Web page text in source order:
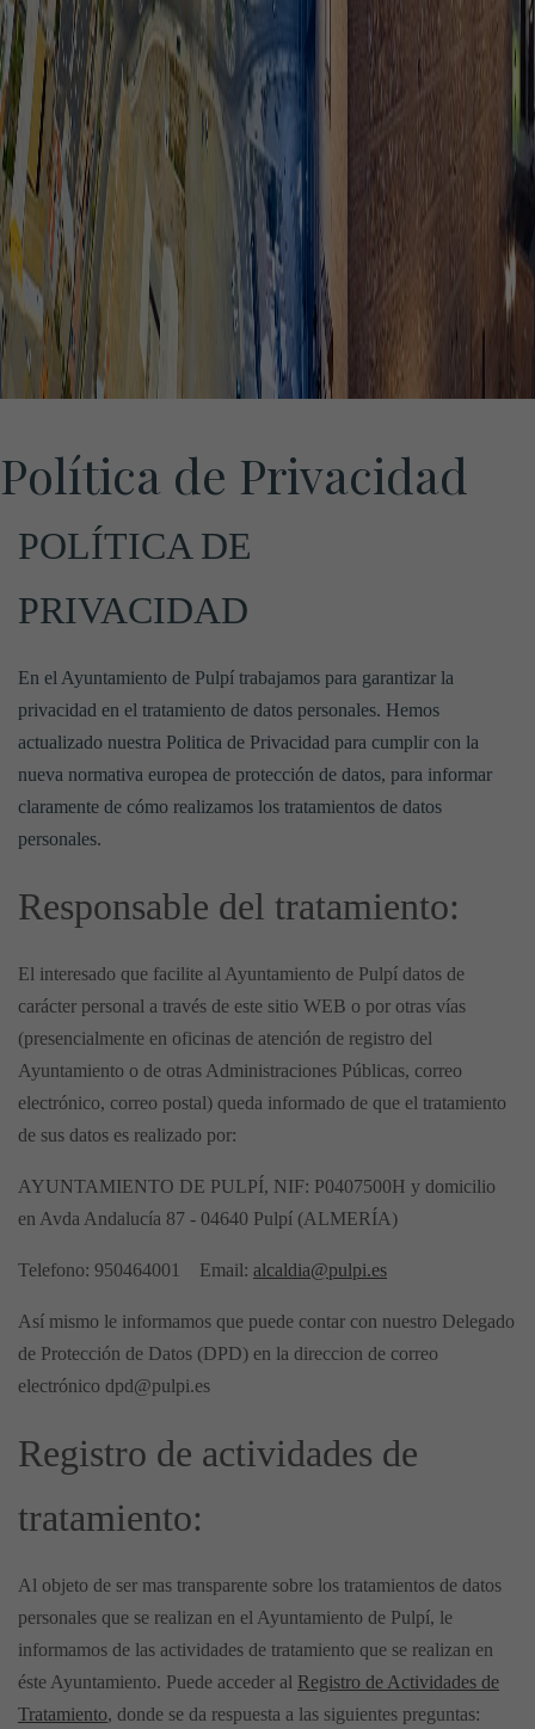
Política de Privacidad
POLÍTICA DE
PRIVACIDAD
En el Ayuntamiento de Pulpí trabajamos para garantizar la
privacidad en el tratamiento de datos personales. Hemos
actualizado nuestra Politica de Privacidad para cumplir con la
nueva normativa europea de protección de datos, para informar
claramente de cómo realizamos los tratamientos de datos
personales.
Responsable del tratamiento:
El interesado que facilite al Ayuntamiento de Pulpí datos de
carácter personal a través de este sitio WEB o por otras vías
(presencialmente en oficinas de atención de registro del
Ayuntamiento o de otras Administraciones Públicas, correo
electrónico, correo postal) queda informado de que el tratamiento
de sus datos es realizado por:
AYUNTAMIENTO DE PULPÍ, NIF: P0407500H y domicilio
en Avda Andalucía 87 - 04640 Pulpí (ALMERÍA)
Telefono: 950464001 Email: alcaldia@pulpi.es
Así mismo le informamos que puede contar con nuestro Delegado
de Protección de Datos (DPD) en la direccion de correo
electrónico dpd@pulpi.es
Registro de actividades de
tratamiento:
Al objeto de ser mas transparente sobre los tratamientos de datos
personales que se realizan en el Ayuntamiento de Pulpí, le
informamos de las actividades de tratamiento que se realizan en
éste Ayuntamiento. Puede acceder al Registro de Actividades de
Tratamiento, donde se da respuesta a las siguientes preguntas: